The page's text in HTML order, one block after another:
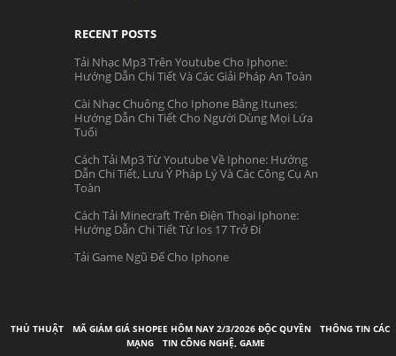
RECENT POSTS
Tải Nhạc Mp3 Trên Youtube Cho Iphone:
Hướng Dẫn Chi Tiết Và Các Giải Pháp An Toàn
Cài Nhạc Chuông Cho Iphone Bằng Itunes:
Hướng Dẫn Chi Tiết Cho Người Dùng Mọi Lứa
Tuổi
Cách Tải Mp3 Từ Youtube Về Iphone: Hướng
Dẫn Chi Tiết, Lưu Ý Pháp Lý Và Các Công Cụ An
Toàn
Cách Tải Minecraft Trên Điện Thoại Iphone:
Hướng Dẫn Chi Tiết Từ Ios 17 Trở Đi
Tải Game Ngũ Đế Cho Iphone
THỦ THUẬT MÃ GIẢM GIÁ SHOPEE HÔM NAY 2/3/2026 ĐỘC QUYỀN
THÔNG TIN CÁC
MẠNG
TIN CÔNG NGHỆ, GAME